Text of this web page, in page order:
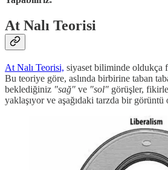
At Nalı Teorisi
At Nalı Teorisi, siyaset biliminde oldukça
Bu teoriye göre, aslında birbirine taban
beklediğiniz "sağ" ve "sol" görüşler,
yaklaşıyor ve aşağıdaki tarzda bir görüntü